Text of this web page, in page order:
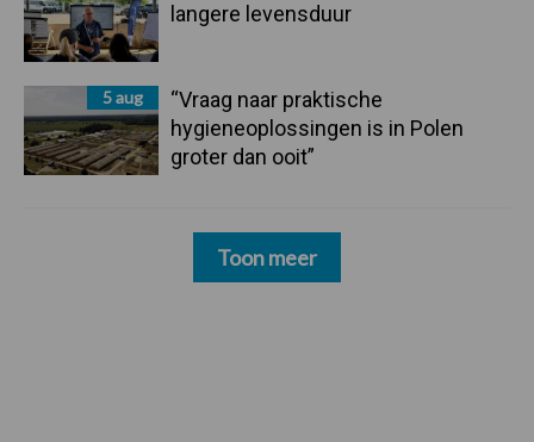
langere levensduur
5 aug
“Vraag naar praktische
hygieneoplossingen is in Polen
groter dan ooit”
Toon meer